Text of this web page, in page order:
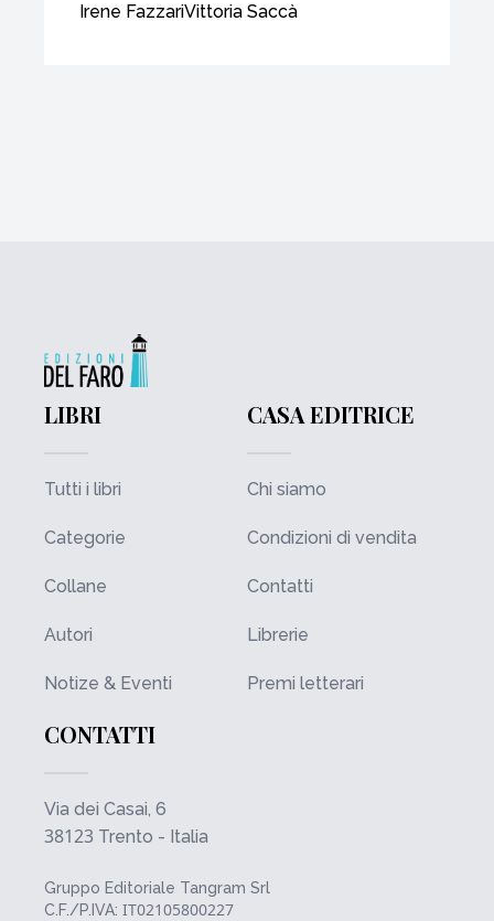
Irene FazzariVittoria Saccà
LIBRI
Tutti i libri
Categorie
Collane
Autori
Notize & Eventi
CASA EDITRICE
Chi siamo
Condizioni di vendita
Contatti
Librerie
Premi letterari
CONTATTI
Via dei Casai, 6
38123 Trento - Italia
Gruppo Editoriale Tangram Srl
C.F./P.IVA: IT02105800227